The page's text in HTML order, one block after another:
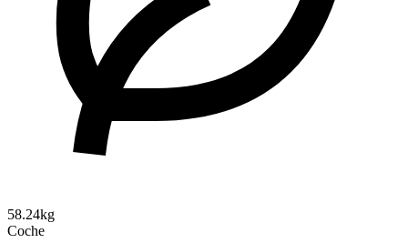
58.24kg
Coche